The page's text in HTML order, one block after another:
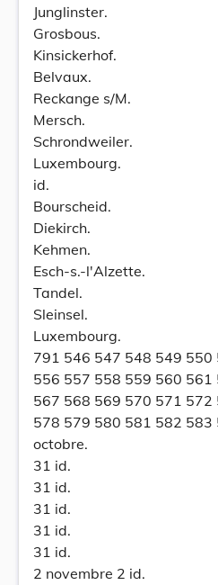
Junglinster.
Grosbous.
Kinsickerhof.
Belvaux.
Reckange s/M.
Mersch.
Schrondweiler.
Luxembourg.
id.
Bourscheid.
Diekirch.
Kehmen.
Esch-s.-l'Alzette.
Tandel.
Sleinsel.
Luxembourg.
791 546 547 548 549
556 557 558 559 560
567 568 569 570 571
578 579 580 581 582 583
octobre.
31 id.
31 id.
31 id.
31 id.
31 id.
2 novembre 2 id.